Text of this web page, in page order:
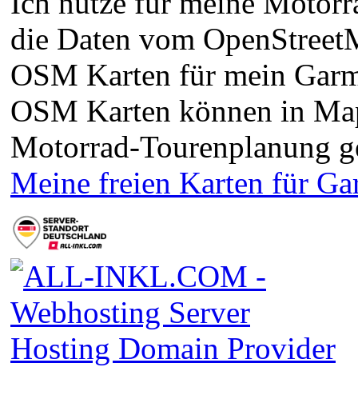
die Daten vom
OSM Karten für mein
OSM Karten können in
Motorrad-Tourenplanung
Meine freien Karten für